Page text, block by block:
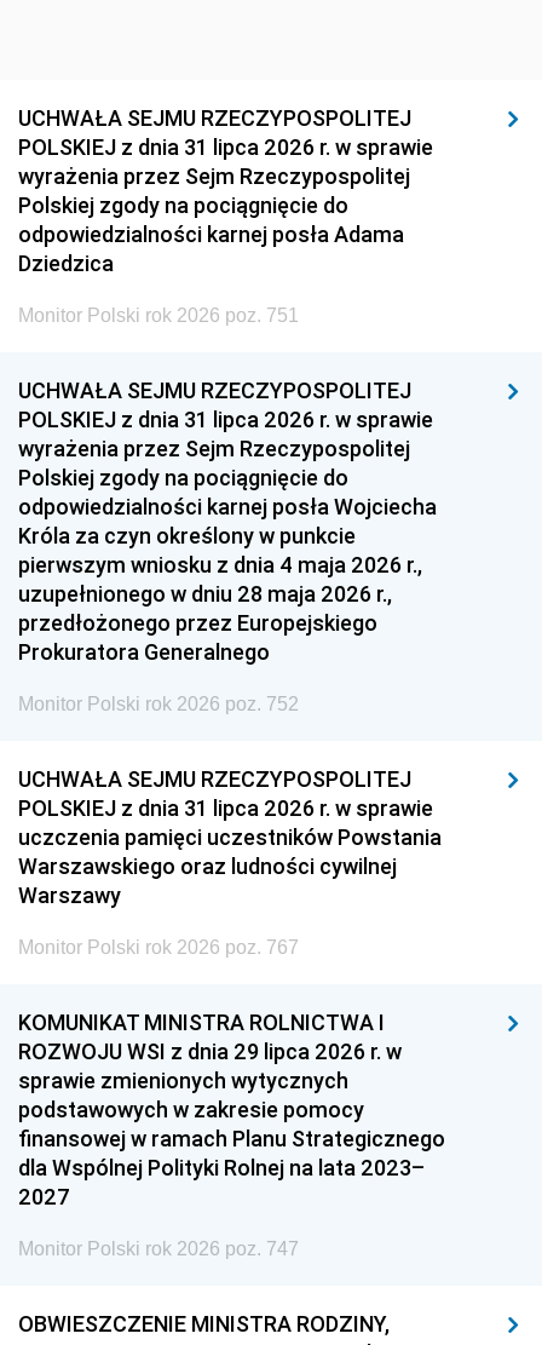
UCHWAŁA SEJMU RZECZYPOSPOLITEJ
POLSKIEJ z dnia 31 lipca 2026 r. w sprawie
wyrażenia przez Sejm Rzeczypospolitej
Polskiej zgody na pociągnięcie do
odpowiedzialności karnej posła Adama
Dziedzica
Monitor Polski rok 2026 poz. 751
UCHWAŁA SEJMU RZECZYPOSPOLITEJ
POLSKIEJ z dnia 31 lipca 2026 r. w sprawie
wyrażenia przez Sejm Rzeczypospolitej
Polskiej zgody na pociągnięcie do
odpowiedzialności karnej posła Wojciecha
Króla za czyn określony w punkcie
pierwszym wniosku z dnia 4 maja 2026 r.,
uzupełnionego w dniu 28 maja 2026 r.,
przedłożonego przez Europejskiego
Prokuratora Generalnego
Monitor Polski rok 2026 poz. 752
UCHWAŁA SEJMU RZECZYPOSPOLITEJ
POLSKIEJ z dnia 31 lipca 2026 r. w sprawie
uczczenia pamięci uczestników Powstania
Warszawskiego oraz ludności cywilnej
Warszawy
Monitor Polski rok 2026 poz. 767
KOMUNIKAT MINISTRA ROLNICTWA I
ROZWOJU WSI z dnia 29 lipca 2026 r. w
sprawie zmienionych wytycznych
podstawowych w zakresie pomocy
finansowej w ramach Planu Strategicznego
dla Wspólnej Polityki Rolnej na lata 2023–
2027
Monitor Polski rok 2026 poz. 747
OBWIESZCZENIE MINISTRA RODZINY,